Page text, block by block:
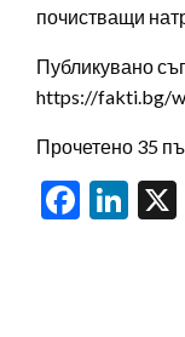
почистващи
Публикувано
https://fakti.bg/
Прочетено 35